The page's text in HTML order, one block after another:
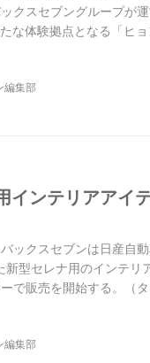
クスセブングループが
な体験拠点となる「ヒ
こではどんなことが行
編集部
インテリアアイ
ックスセブンは日産自
新型セレナ用のインテリ
で販売を開始する。（
編集部